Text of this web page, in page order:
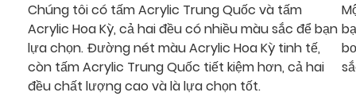
Chúng tôi có tấm Acrylic Trung Quốc và tấm
Acrylic Hoa Kỳ, cả hai đều có nhiều màu sắc để bạn
lựa chọn. Đường nét màu Acrylic Hoa Kỳ tinh tế,
còn tấm Acrylic Trung Quốc tiết kiệm hơn, cả hai
đều chất lượng cao và là lựa chọn tốt.